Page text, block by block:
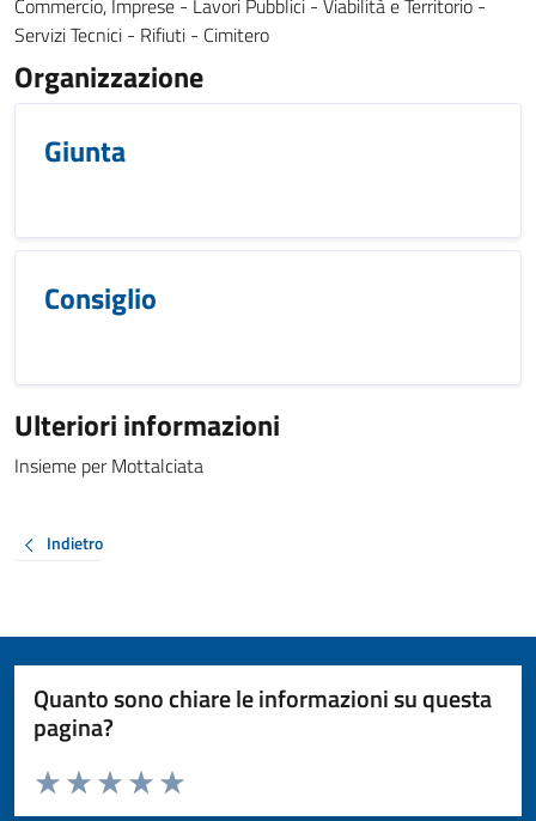
Commercio, Imprese - Lavori Pubblici - Viabilità e Territorio -
Servizi Tecnici - Rifiuti - Cimitero
Organizzazione
Giunta
Consiglio
Ulteriori informazioni
Insieme per Mottalciata
Indietro
Quanto sono chiare le informazioni su questa
pagina?
Valuta da 1 a 5 stelle la pagina
Valuta 5 stelle su 5
Valuta 4 stelle su 5
Valuta 3 stelle su 5
Valuta 2 stelle su 5
Valuta 1 stelle su 5